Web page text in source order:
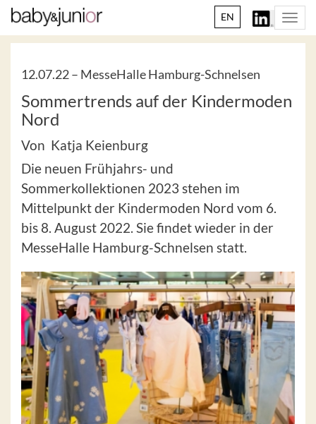
EN
12.07.22 – MesseHalle Hamburg-Schnelsen
Sommertrends auf der Kindermoden
Nord
Von Katja Keienburg
Die neuen Frühjahrs- und
Sommerkollektionen 2023 stehen im
Mittelpunkt der Kindermoden Nord vom 6.
bis 8. August 2022. Sie findet wieder in der
MesseHalle Hamburg-Schnelsen statt.